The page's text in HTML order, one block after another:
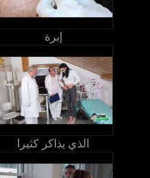
إبرة
الذي يذاكر كثيرا